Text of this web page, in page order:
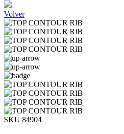
Volver
SKU 84904